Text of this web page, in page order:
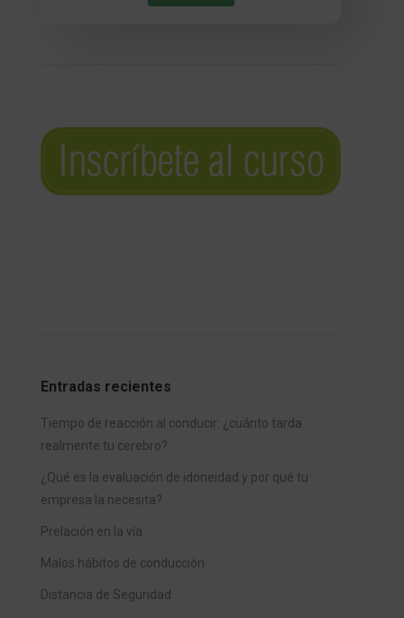
Entradas recientes
Tiempo de reacción al conducir: ¿cuánto tarda
realmente tu cerebro?
¿Qué es la evaluación de idoneidad y por qué tu
empresa la necesita?
Prelación en la vía
Malos hábitos de conducción
Distancia de Seguridad